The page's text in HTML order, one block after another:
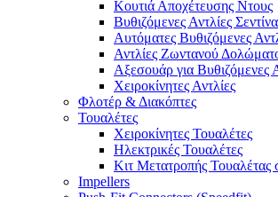
Κουτιά Αποχέτευσης Ντους
Βυθιζόμενες Αντλίες
Αυτόματες Βυθιζόμενες
Αντλίες Ζωντανού
Αξεσουάρ για Βυθιζόμενες
Χειροκίνητες Αντλίες
Φλοτέρ & Διακόπτες
Τουαλέτες
Χειροκίνητες Τουαλέτες
Ηλεκτρικές Τουαλέτες
Κιτ Μετατροπής Τουαλέτας
Impellers